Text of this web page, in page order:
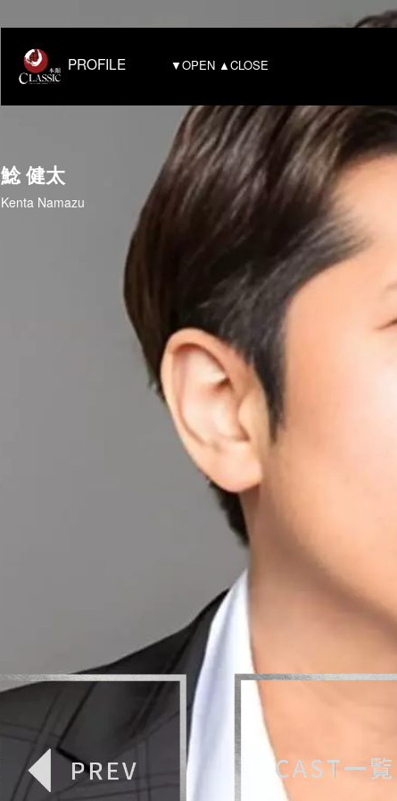
PROFILE ▼OPEN ▲CLOSE
鯰 健太
Kenta Namazu